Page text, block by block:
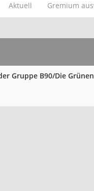
Aktuell Gremium
Gruppe B90/Die